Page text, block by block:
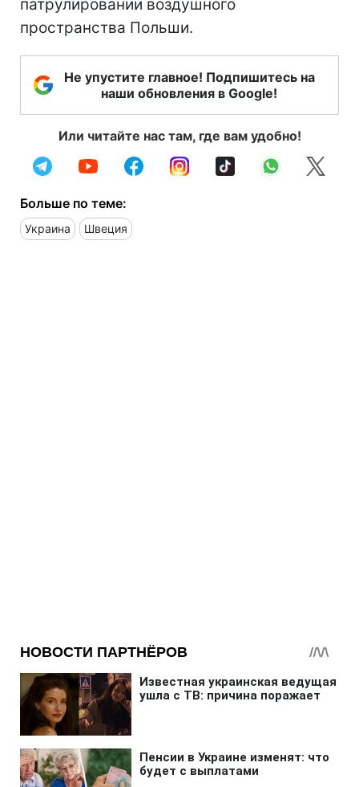
патрулировании воздушного
пространства Польши.
Не упустите главное! Подпишитесь на
наши обновления в Google!
Или читайте нас там, где вам удобно!
Больше по теме:
Украина Швеция